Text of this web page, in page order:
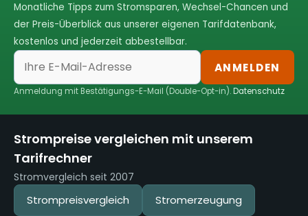
Monatliche Tipps zum Stromsparen, Wechsel-Chancen und
der Preis-Überblick aus unserer eigenen Tarifdatenbank,
kostenlos und jederzeit abbestellbar.
ANMELDEN
Anmeldung mit Bestätigungs-E-Mail (Double-Opt-in).Datenschutz
Strompreise vergleichen mit unserem
Tarifrechner
Stromvergleich seit 2007
Strompreisvergleich Stromerzeugung